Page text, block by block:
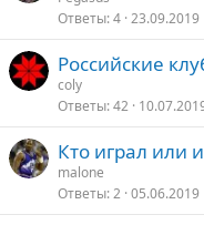
Ответы 4 23.09.2019
Российские
coly
Ответы 42
Кто играл или
malone
Ответы 2 05.06.2019